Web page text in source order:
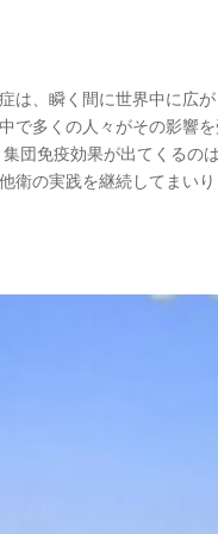
は、瞬く間に世界中に広
で多くの人々がその影響
団免疫効果が出てくるの
衛の実践を継続してまい